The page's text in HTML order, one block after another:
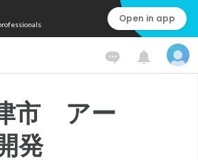
Open in app
市 アー
発